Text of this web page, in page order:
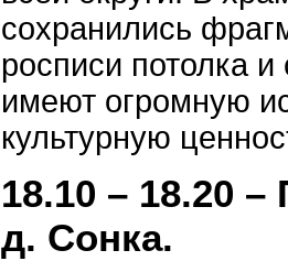
сохранились
росписи потолка и
имеют огромную
культурную
18.10 – 18.20 –
д. Сонка.